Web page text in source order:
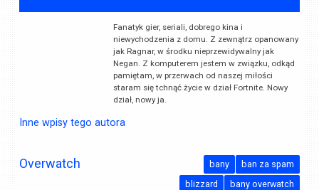
Fanatyk gier, seriali, dobrego kina i
niewychodzenia z domu. Z zewnątrz opanowany
jak Ragnar, w środku nieprzewidywalny jak
Negan. Z komputerem jestem w związku, odkąd
pamiętam, w przerwach od naszej miłości
staram się tchnąć życie w dział Fortnite. Nowy
dział, nowy ja.
Inne wpisy tego autora
Overwatch ban za spam
bany
bany overwatch
blizzard